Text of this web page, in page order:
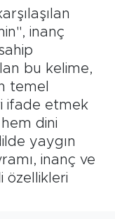
inanç
bu kelime,
temel
ifade etmek
dini
yaygın
inanç ve
özellikleri